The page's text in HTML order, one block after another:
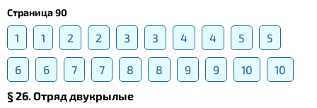
Страница 90
1 1 2 2 3 3 4 4 5 5
6 6 7 7 8 8 9 9 10
10
§ 26. Отряд двукрылые